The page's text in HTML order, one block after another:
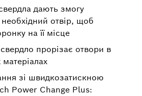
дають змогу
отвір, щоб
на її місце
прорізає отвори в
зі швидкозатискною
Power Change Plus: